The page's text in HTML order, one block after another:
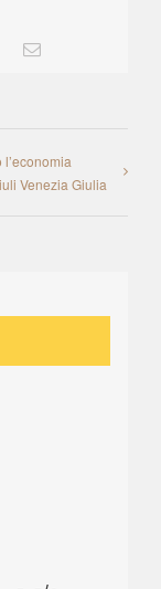
PinterestEmail
Venezia Giulia